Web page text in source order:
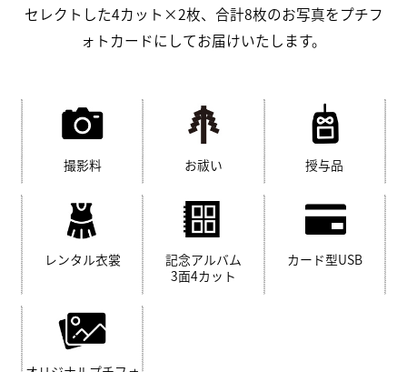
セレクトした4カット×2枚、合計8枚のお写真をプチフ
ォトカードにしてお届けいたします。
撮影料 お祓い 授与品
レンタル衣裳
記念アルバム
3面4カット
カード型USB